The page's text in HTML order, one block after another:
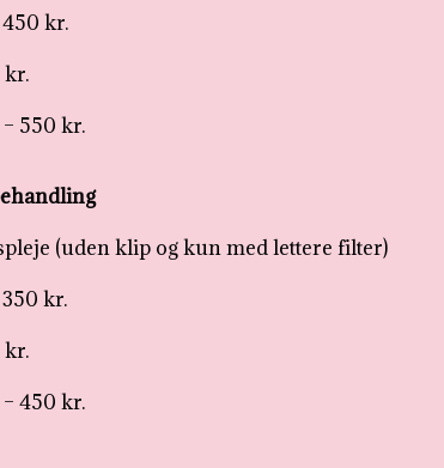
kr.
kr.
550 kr.
(uden klip og kun med lettere filter)
kr.
kr.
450 kr.